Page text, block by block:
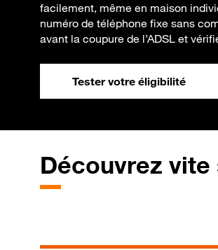
facilement, même en maison
numéro de téléphone fixe sans
avant la coupure de l’ADSL et
Tester votre éligibilité
Découvrez